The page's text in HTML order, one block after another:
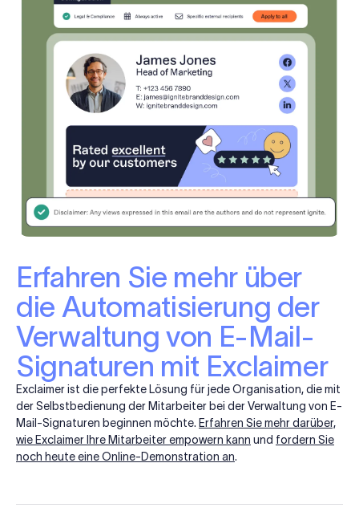
Erfahren Sie mehr über
die Automatisierung der
Verwaltung von E-Mail-
Signaturen mit Exclaimer
Exclaimer ist die perfekte Lösung für jede Organisation, die mit
der Selbstbedienung der Mitarbeiter bei der Verwaltung von E-
Mail-Signaturen beginnen möchte. Erfahren Sie mehr darüber,
wie Exclaimer Ihre Mitarbeiter empowern kann und fordern Sie
noch heute eine Online-Demonstration an.